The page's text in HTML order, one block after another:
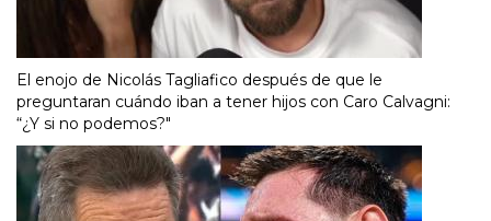
El enojo de Nicolás Tagliafico después de que le
preguntaran cuándo iban a tener hijos con Caro Calvagni:
“¿Y si no podemos?"